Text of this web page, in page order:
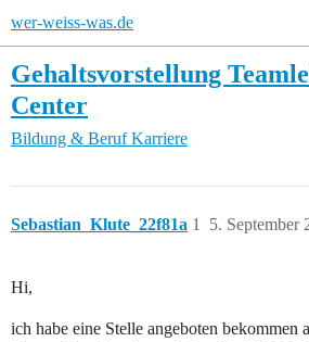
wer-weiss-was.de
Gehaltsvorstellung
Center
Bildung & Beruf Karriere
Sebastian_Klute_22f81a 5. September
1
Hi,
ich habe eine Stelle angeboten bekommen